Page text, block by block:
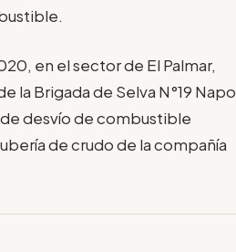
en el sector de El Palmar,
la Brigada de Selva N°19 Napo
de desvío de combustible
de crudo de la compañía